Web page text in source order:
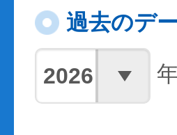
過去のデ